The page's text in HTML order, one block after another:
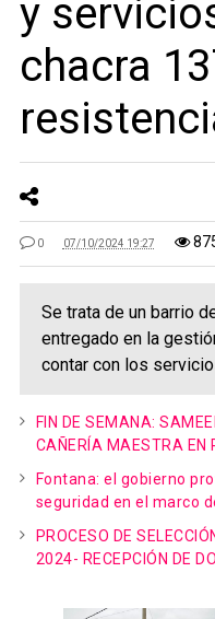
y
chacra
0 07/10/2024 19:27
Se trata de un barrio
entregado en la
contar con los
FIN DE SEMANA:
CAÑERÍA MAESTRA EN
Fontana: el gobierno
seguridad en el marco
PROCESO DE
2024- RECEPCIÓN DE